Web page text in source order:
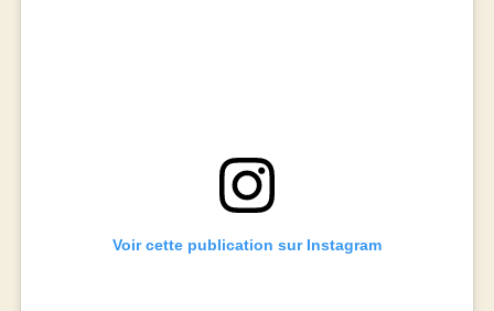
Voir cette publication sur Instagram